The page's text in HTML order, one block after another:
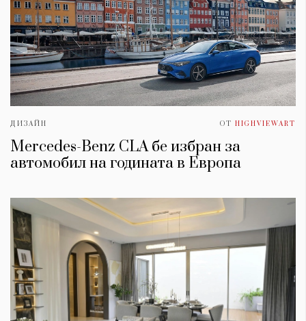
ДИЗАЙН ОТ HIGHVIEWART
Mercedes-Benz CLA бе избран за
автомобил на годината в Европа